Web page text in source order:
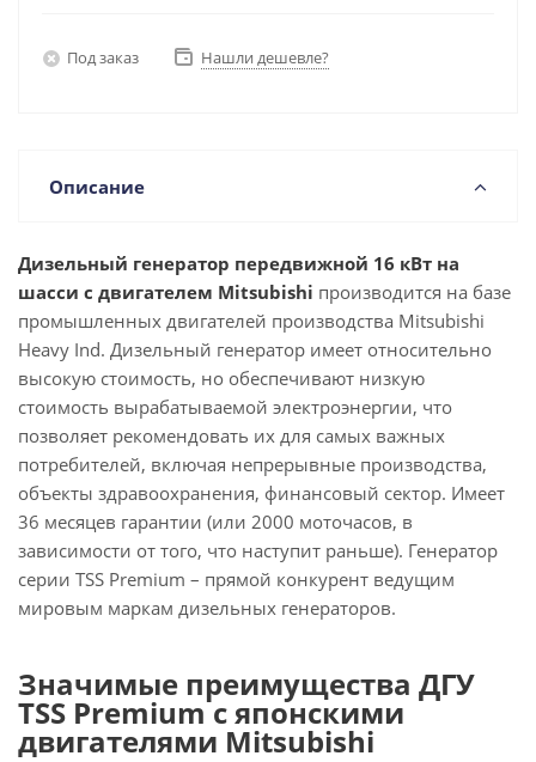
Под заказ Нашли дешевле?
Описание
Дизельный генератор передвижной 16 кВт на
шасси с двигателем Mitsubishi производится на базе
промышленных двигателей производства Mitsubishi
Heavy Ind. Дизельный генератор имеет относительно
высокую стоимость, но обеспечивают низкую
стоимость вырабатываемой электроэнергии, что
позволяет рекомендовать их для самых важных
потребителей, включая непрерывные производства,
объекты здравоохранения, финансовый сектор. Имеет
36 месяцев гарантии (или 2000 моточасов, в
зависимости от того, что наступит раньше). Генератор
серии TSS Premium – прямой конкурент ведущим
мировым маркам дизельных генераторов.
Значимые преимущества ДГУ
TSS Premium с японскими
двигателями Mitsubishi